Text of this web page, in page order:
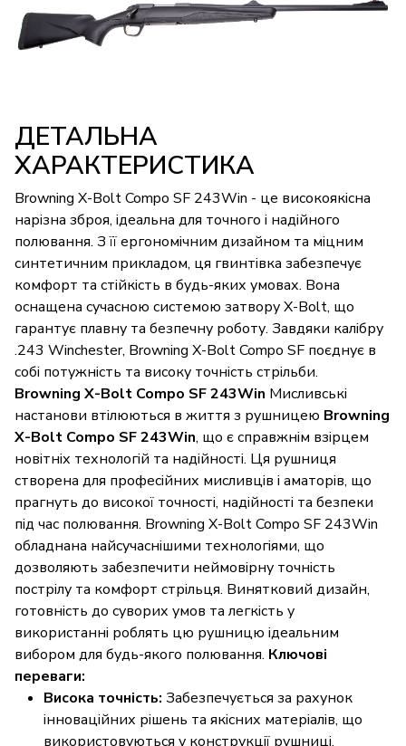
ДЕТАЛЬНА
ХАРАКТЕРИСТИКА
Browning X-Bolt Compo SF 243Win - це високоякісна
нарізна зброя, ідеальна для точного і надійного
полювання. З її ергономічним дизайном та міцним
синтетичним прикладом, ця гвинтівка забезпечує
комфорт та стійкість в будь-яких умовах. Вона
оснащена сучасною системою затвору X-Bolt, що
гарантує плавну та безпечну роботу. Завдяки калібру
.243 Winchester, Browning X-Bolt Compo SF поєднує в
собі потужність та високу точність стрільби.
Browning X-Bolt Compo SF 243Win Мисливські
настанови втілюються в життя з рушницею Browning
X-Bolt Compo SF 243Win, що є справжнім взірцем
новітніх технологій та надійності. Ця рушниця
створена для професійних мисливців і аматорів, що
прагнуть до високої точності, надійності та безпеки
під час полювання. Browning X-Bolt Compo SF 243Win
обладнана найсучаснішими технологіями, що
дозволяють забезпечити неймовірну точність
пострілу та комфорт стрільця. Винятковий дизайн,
готовність до суворих умов та легкість у
використанні роблять цю рушницю ідеальним
вибором для будь-якого полювання. Ключові
переваги:
Висока точність: Забезпечується за рахунок
інноваційних рішень та якісних матеріалів, що
використовуються у конструкції рушниці.